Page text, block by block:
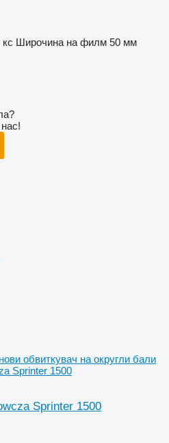
кс Широчина на филм 50 мм
нови обвиткувач на округли бали
Sprinter 1500
Sprinter 1500